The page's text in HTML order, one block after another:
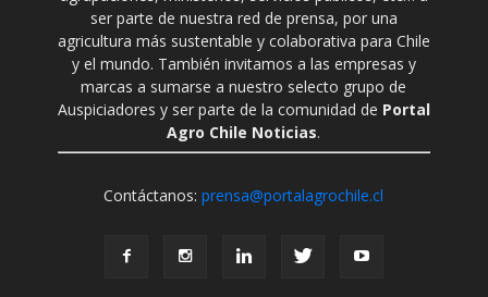
ser parte de nuestra red de prensa, por una
agricultura más sustentable y colaborativa para Chile
y el mundo. También invitamos a las empresas y
marcas a sumarse a nuestro selecto grupo de
Auspiciadores y ser parte de la comunidad de Portal
Agro Chile Noticias.
Contáctanos:prensa@portalagrochile.cl